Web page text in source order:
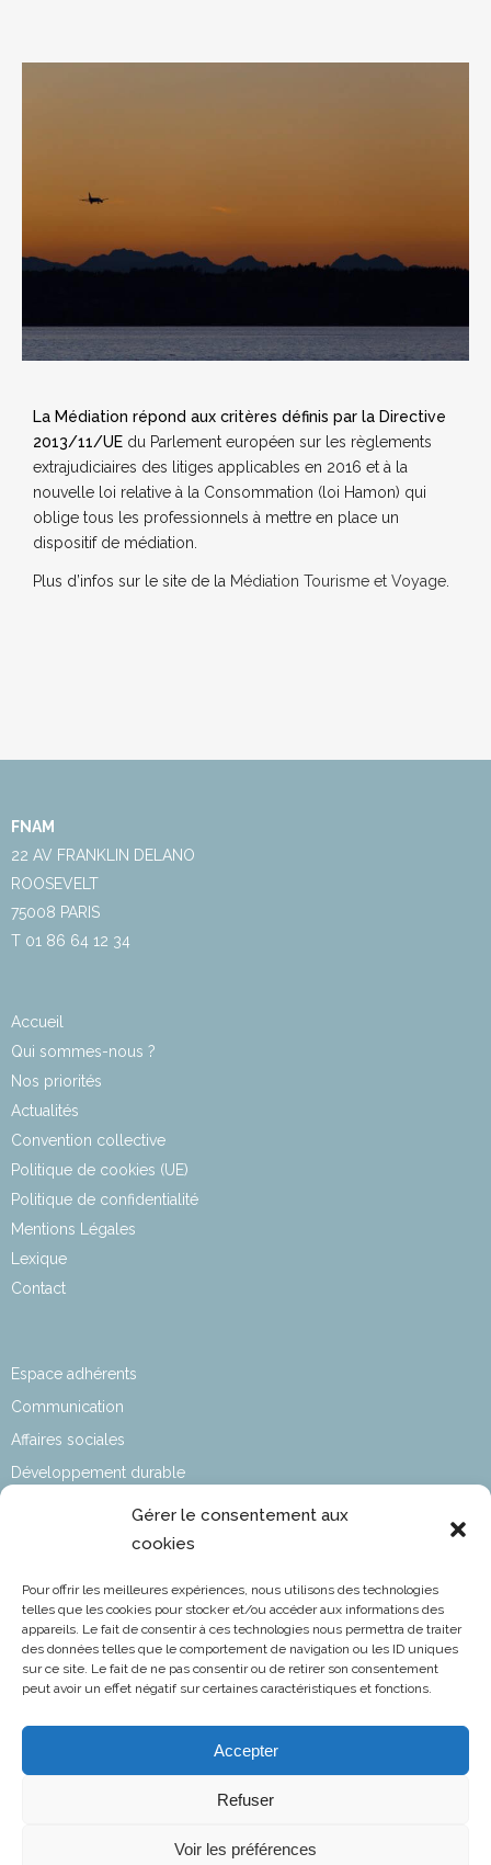
Gérer le consentement aux
cookies
Pour offrir les meilleures expériences, nous utilisons des technologies
telles que les cookies pour stocker et/ou accéder aux informations des
appareils. Le fait de consentir à ces technologies nous permettra de traiter
des données telles que le comportement de navigation ou les ID uniques
sur ce site. Le fait de ne pas consentir ou de retirer son consentement
peut avoir un effet négatif sur certaines caractéristiques et fonctions.
Accepter
Refuser
Voir les préférences
La Médiation répond aux critères définis par la Directive
2013/11/UE du Parlement européen sur les règlements
extrajudiciaires des litiges applicables en 2016 et à la
nouvelle loi relative à la Consommation (loi Hamon) qui
oblige tous les professionnels à mettre en place un
dispositif de médiation.
Plus d’infos sur le site de la Médiation Tourisme et Voyage
FNAM
22 AV FRANKLIN DELANO
ROOSEVELT
75008 PARIS
T 01 86 64 12 34
Accueil
Qui sommes-nous ?
Nos priorités
Actualités
Convention collective
Politique de cookies (UE)
Politique de confidentialité
Mentions Légales
Lexique
Contact
Espace adhérents
Communication
Affaires sociales
Développement durable
Affaires Techniques & Réglementaires
Affaires Aéroportuaires
L’aviation en chiffres
FNAM
NOTRE EMAIL